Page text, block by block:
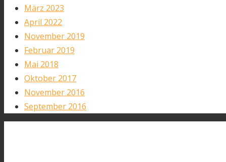
März 2023
April 2022
November 2019
Februar 2019
Mai 2018
Oktober 2017
November 2016
September 2016